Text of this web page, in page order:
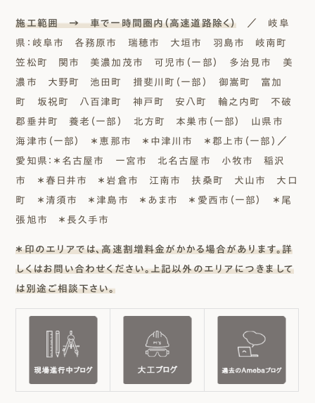
施工範囲 → 車で一時間圏内（高速道路除く） ／ 岐阜
県：岐阜市 各務原市 瑞穂市 大垣市 羽島市 岐南町
笠松町 関市 美濃加茂市 可児市（一部） 多治見市 美
濃市 大野町 池田町 揖斐川町（一部） 御嵩町 富加
町 坂祝町 八百津町 神戸町 安八町 輪之内町 不破
郡垂井町 養老（一部） 北方町 本巣市（一部） 山県市
海津市（一部） ＊恵那市 ＊中津川市 ＊郡上市（一部）／
愛知県：＊名古屋市 一宮市 北名古屋市 小牧市 稲沢
市 ＊春日井市 ＊岩倉市 江南市 扶桑町 犬山市 大口
町 ＊清須市 ＊津島市 ＊あま市 ＊愛西市（一部） ＊尾
張旭市 ＊長久手市
＊印のエリアでは、高速割増料金がかかる場合があります。詳
しくはお問い合わせください。上記以外のエリアにつきまして
は別途ご相談下さい。